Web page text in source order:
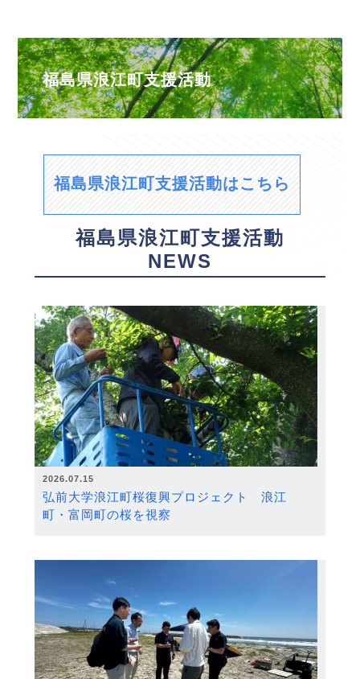
福島県浪江町支援活動
福島県浪江町支援活動はこちら
福島県浪江町支援活動
NEWS
2026.07.15
弘前大学浪江町桜復興プロジェクト 浪江
町・富岡町の桜を視察